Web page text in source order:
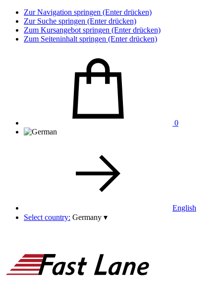
Zur Navigation springen (Enter drücken)
Zur Suche springen (Enter drücken)
Zum Kursangebot springen (Enter drücken)
Zum Seiteninhalt springen (Enter drücken)
0
English
Select country: Germany ▾